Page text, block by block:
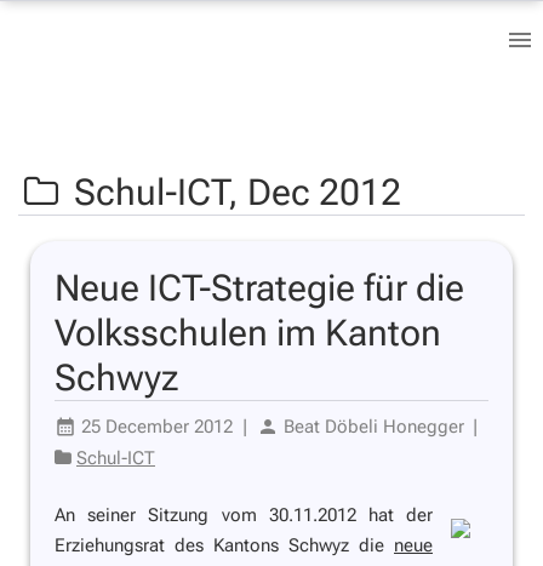
Schul-ICT, Dec 2012
Neue ICT-Strategie für die
Volksschulen im Kanton
Schwyz
25 December 2012 | Beat Döbeli Honegger |
Schul-ICT
An seiner Sitzung vom 30.11.2012 hat der
Erziehungsrat des Kantons Schwyz die neue